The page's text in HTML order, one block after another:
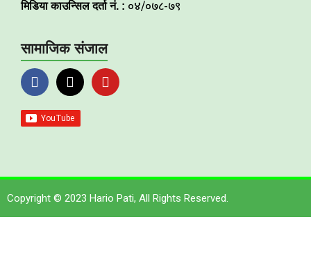
मिडिया काउन्सिल दर्ता नं. : ०४/०७८-७९
सामाजिक संजाल
Copyright © 2023 Hario Pati, All Rights Reserved.